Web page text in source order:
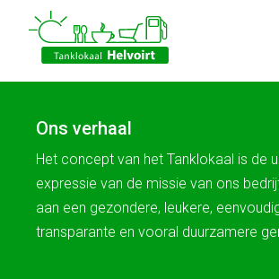
Ons verhaal
Het concept van het Tanklokaal is de
expressie van de missie van ons
aan een gezondere, leukere,
transparante en vooral duurzamere